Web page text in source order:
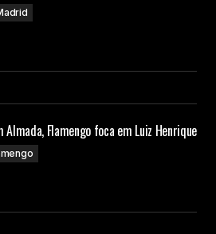
Almada, Flamengo foca em Luiz Henrique